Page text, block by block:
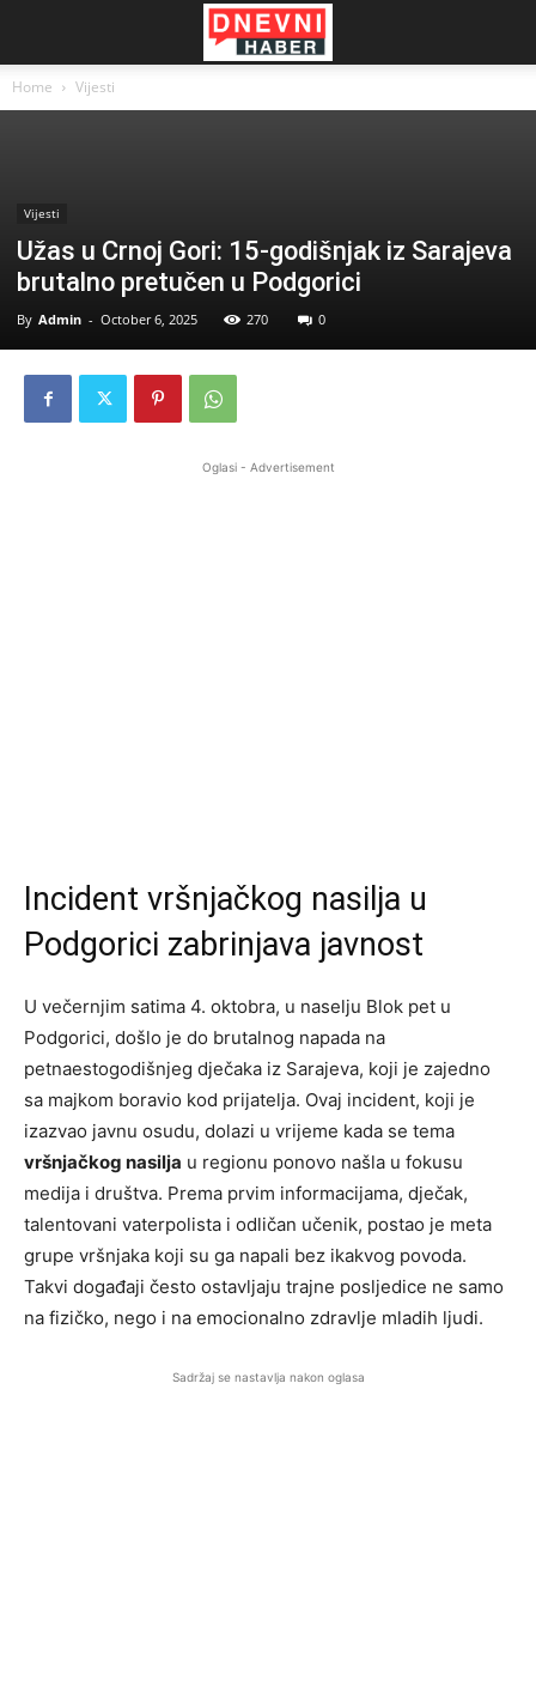
Home Vijesti
Vijesti
Užas u Crnoj Gori: 15-godišnjak iz Sarajeva
brutalno pretučen u Podgorici
By Admin - October 6, 2025 270 0
Oglasi - Advertisement
Incident vršnjačkog nasilja u
Podgorici zabrinjava javnost
U večernjim satima 4. oktobra, u naselju Blok pet u
Podgorici, došlo je do brutalnog napada na
petnaestogodišnjeg dječaka iz Sarajeva, koji je zajedno
sa majkom boravio kod prijatelja. Ovaj incident, koji je
izazvao javnu osudu, dolazi u vrijeme kada se tema
vršnjačkog nasilja u regionu ponovo našla u fokusu
medija i društva. Prema prvim informacijama, dječak,
talentovani vaterpolista i odličan učenik, postao je meta
grupe vršnjaka koji su ga napali bez ikakvog povoda.
Takvi događaji često ostavljaju trajne posljedice ne samo
na fizičko, nego i na emocionalno zdravlje mladih ljudi.
Sadržaj se nastavlja nakon oglasa